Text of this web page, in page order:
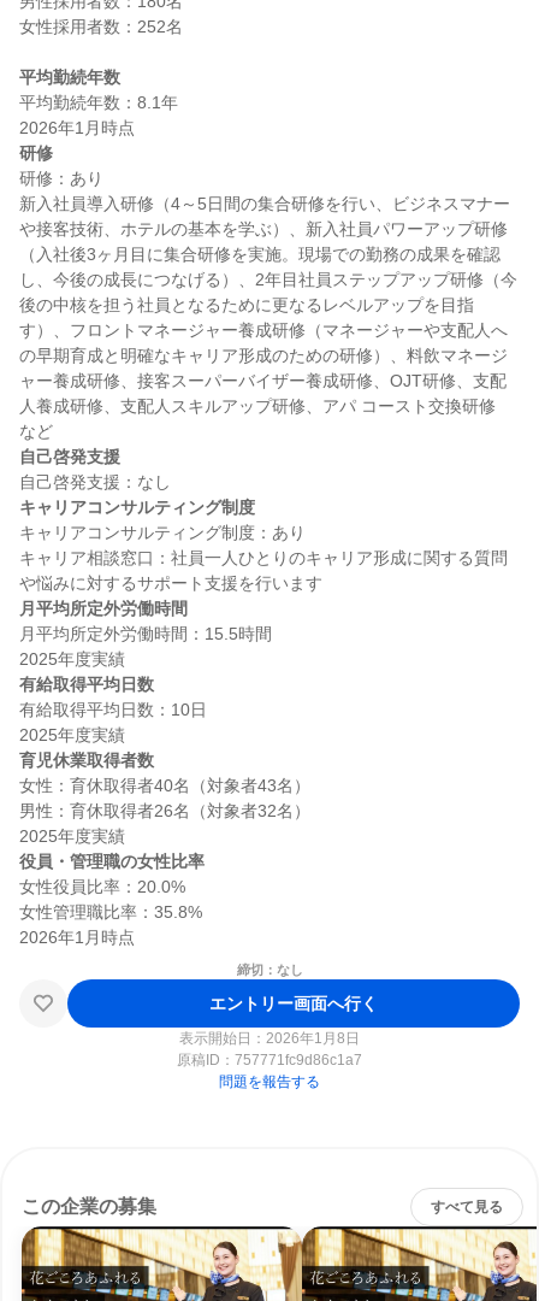
女性採用者数：252名
平均勤続年数
平均勤続年数：8.1年
研修
研修：あり
新入社員導入研修（4～5日間の集合研修を行い、ビジネスマナー
や接客技術、ホテルの基本を学ぶ）、新入社員パワーアップ研修
（入社後3ヶ月目に集合研修を実施。現場での勤務の成果を確認
し、今後の成長につなげる）、2年目社員ステップアップ研修（今
後の中核を担う社員となるために更なるレベルアップを目指
す）、フロントマネージャー養成研修（マネージャーや支配人へ
の早期育成と明確なキャリア形成のための研修）、料飲マネージ
ャー養成研修、接客スーパーバイザー養成研修、OJT研修、支配
人養成研修、支配人スキルアップ研修、アパ コースト交換研修
自己啓発支援
キャリアコンサルティング制度
キャリアコンサルティング制度：あり
キャリア相談窓口：社員一人ひとりのキャリア形成に関する質問
月平均所定外労働時間
月平均所定外労働時間：15.5時間
有給取得平均日数
有給取得平均日数：10日
育児休業取得者数
女性：育休取得者40名（対象者43名）
男性：育休取得者26名（対象者32名）
役員・管理職の女性比率
女性役員比率：20.0%
女性管理職比率：35.8%
締切：なし
エントリー画面へ行く
表示開始日：2026年1月8日
原稿ID： 757771fc9d86c1a7
問題を報告する
この企業の募集 すべて見る